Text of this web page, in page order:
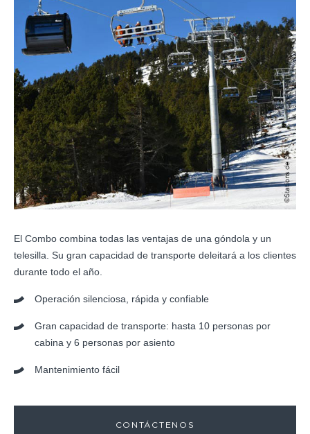
El Combo combina todas las ventajas de una góndola y un
telesilla. Su gran capacidad de transporte deleitará a los clientes
durante todo el año.
Operación silenciosa, rápida y confiable
Gran capacidad de transporte: hasta 10 personas por
cabina y 6 personas por asiento
Mantenimiento fácil
CONTÁCTENOS